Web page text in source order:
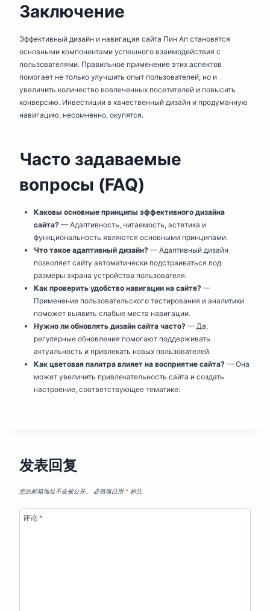
Заключение
Эффективный дизайн и навигация сайта Пин Ап становятся
основными компонентами успешного взаимодействия с
пользователями. Правильное применение этих аспектов
помогает не только улучшить опыт пользователей, но и
увеличить количество вовлеченных посетителей и повысить
конверсию. Инвестиции в качественный дизайн и продуманную
навигацию, несомненно, окупятся.
Часто задаваемые
вопросы (FAQ)
Каковы основные принципы эффективного дизайна
сайта? — Адаптивность, читаемость, эстетика и
функциональность являются основными принципами.
Что такое адаптивный дизайн? — Адаптивный дизайн
позволяет сайту автоматически подстраиваться под
размеры экрана устройства пользователя.
Как проверить удобство навигации на сайте? —
Применение пользовательского тестирования и аналитики
поможет выявить слабые места навигации.
Нужно ли обновлять дизайн сайта часто? — Да,
регулярные обновления помогают поддерживать
актуальность и привлекать новых пользователей.
Как цветовая палитра влияет на восприятие сайта? — Она
может увеличить привлекательность сайта и создать
настроение, соответствующее тематике.
发表回复
您的邮箱地址不会被公开。 必填项已用 * 标注
评论 *